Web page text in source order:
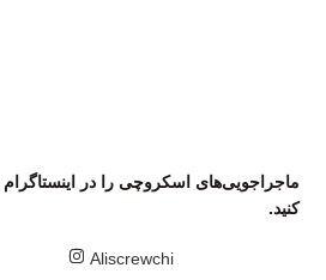
ماجراجویی‌های اسکروچی را در اینستاگرام
کنید.
Aliscrewchi